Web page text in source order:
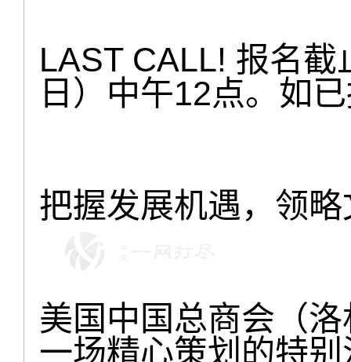
LAST CALL! 报名
日）中午12点。如
把握发展机遇，领
美国中国总商会（
一场精心策划的特